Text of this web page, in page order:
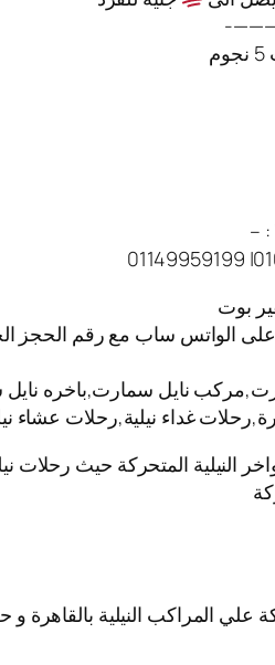
بوت
على الواتس ساب مع رقم الحجز
نايل سمارت,باخره نايل
غداء نيلية,رحلات
النيلية المتحركة حيث
علي المراكب النيلية بالقاهرة